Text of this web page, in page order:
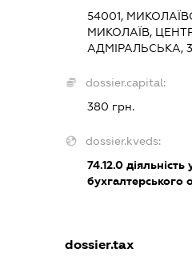
54001,
МИКОЛАЇВ,
АДМІРАЛЬСЬКА,
dossier.capital:
380 грн.
dossier.kveds:
74.12.0 діяльність
бухгалтерського
dossier.tax